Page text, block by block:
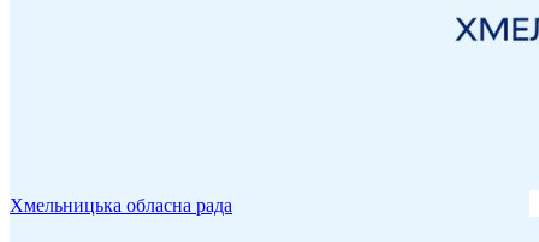
Хмельницька обласна рада